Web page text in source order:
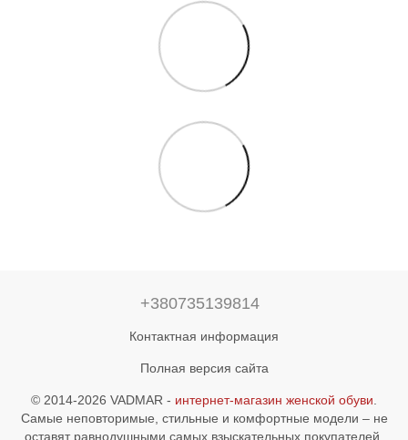
+380735139814
Контактная информация
Полная версия сайта
© 2014-2026 VADMAR - интернет-магазин женской обуви
Самые неповторимые, стильные и комфортные модели – не
оставят равнодушными самых взыскательных покупателей.